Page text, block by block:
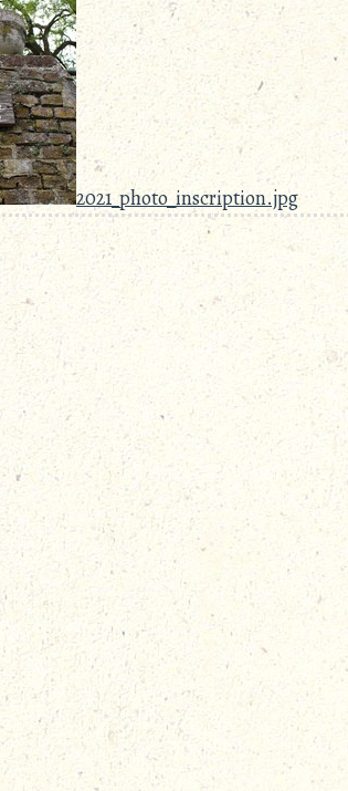
2021_photo_inscription.jpg